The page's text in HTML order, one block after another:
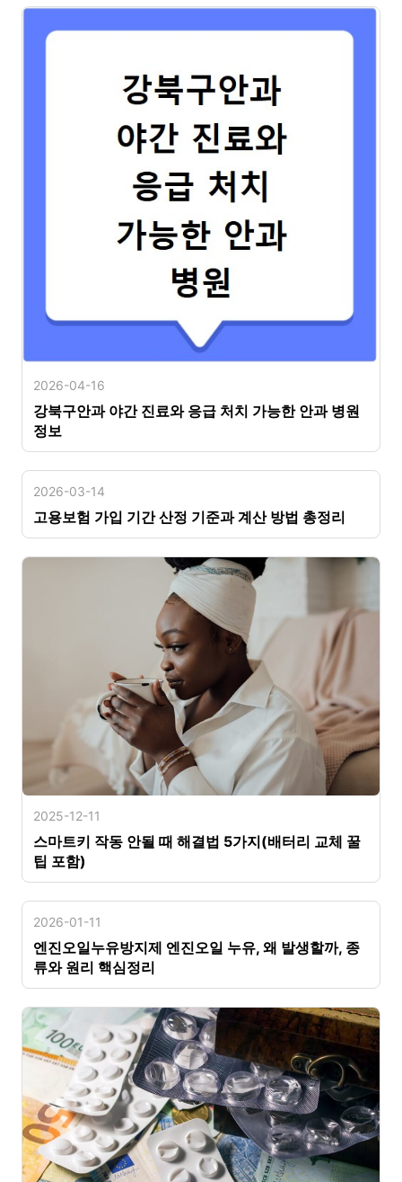
2026-04-16
강북구안과 야간 진료와 응급 처치 가능한 안과 병원
정보
2026-03-14
고용보험 가입 기간 산정 기준과 계산 방법 총정리
2025-12-11
스마트키 작동 안될 때 해결법 5가지(배터리 교체 꿀
팁 포함)
2026-01-11
엔진오일누유방지제 엔진오일 누유, 왜 발생할까, 종
류와 원리 핵심정리